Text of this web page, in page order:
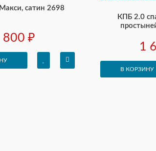
сатин 2698
800 ₽
КПБ 2.0
1
В КОРЗИНУ